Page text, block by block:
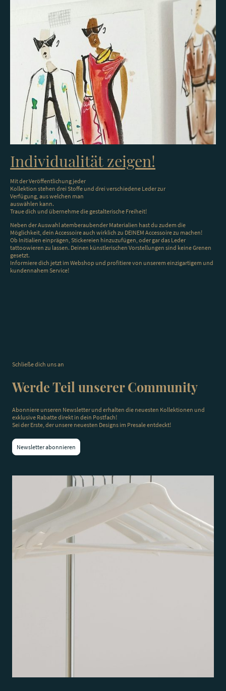
Individualität zeigen!
Mit der Veröffentlichung jeder
Kollektion stehen drei Stoffe und drei verschiedene Leder zur
Verfügung, aus welchen man
auswählen kann.
Traue dich und übernehme die gestalterische Freiheit!
Neben der Auswahl atemberaubender Materialien hast du zudem die
Möglichkeit, dein Accessoire auch wirklich zu DEINEM Accessoire zu machen!
Ob Initialien einprägen, Stickereien hinzuzufügen, oder gar das Leder
tattoowieren zu lassen. Deinen künstlerischen Vorstellungen sind keine Grenen
gesetzt.
Informiere dich jetzt im Webshop und profitiere von unserem einzigartigem und
kundennahem Service!
Schließe dich uns an
Werde Teil unserer Community
Abonniere unseren Newsletter und erhalten die neuesten Kollektionen und
exklusive Rabatte direkt in dein Postfach!
Sei der Erste, der unsere neuesten Designs im Presale entdeckt!
Newsletter abonnieren